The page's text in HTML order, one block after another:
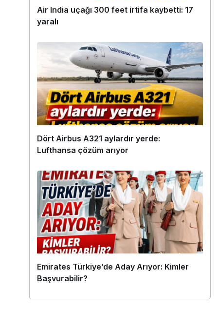
Air India uçağı 300 feet irtifa kaybetti: 17
yaralı
Dört Airbus A321 aylardır yerde:
Lufthansa çözüm arıyor
Emirates Türkiye’de Aday Arıyor: Kimler
Başvurabilir?